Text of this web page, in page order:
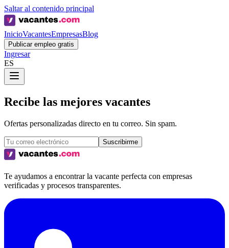
Saltar al contenido principal
InicioVacantesEmpresasBlog
Publicar empleo gratis
Ingresar
ES
Recibe las mejores vacantes
Ofertas personalizadas directo en tu correo. Sin spam.
Suscribirme
Te ayudamos a encontrar la vacante perfecta con empresas
verificadas y procesos transparentes.